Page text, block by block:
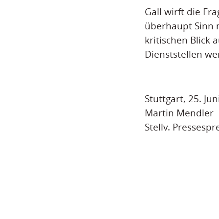
Gall wirft die
überhaupt Sinn
kritischen Blick
Dienststellen
Stuttgart, 25.
Martin Mendler
Stellv.